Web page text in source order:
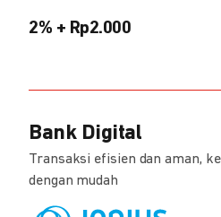
2% + Rp2.000
Bank Digital
Transaksi efisien dan aman,
dengan mudah